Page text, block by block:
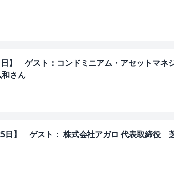
】 ゲスト：コンドミニアム・アセットマネ
さん
日】 ゲスト： 株式会社アガロ 代表取締役